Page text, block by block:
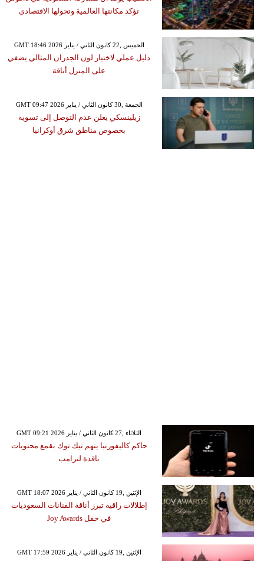
تؤكد مكانتها العالمية وتحولها الاقتصادي
GMT 18:46 2026 الخميس ,22 كانون الثاني / يناير
دليل عملي لاختيار لون الجدران المثالي يضفي
على المنزل أناقة
GMT 09:47 2026 الجمعة ,30 كانون الثاني / يناير
زيلينسكي يعلن عدم التوصل إلى تسوية
بخصوص مناطق شرق أوكرانيا
GMT 09:21 2026 الثلاثاء ,27 كانون الثاني / يناير
حاكم كاليفورنيا يتهم تيك توك بقمع محتويات
ناقدة لترامب
GMT 18:07 2026 الإثنين ,19 كانون الثاني / يناير
إطلالات راقية تبرز أناقة الفنانات السعوديات
في حفل Joy Awards
GMT 17:59 2026 الإثنين ,19 كانون الثاني / يناير